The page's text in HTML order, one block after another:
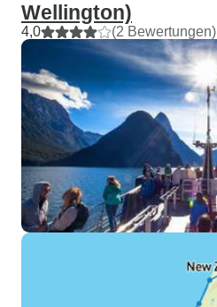
Wellington)
4,0 (2 Bewertungen)